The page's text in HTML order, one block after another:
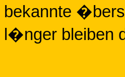
bekannte
l�nger bleiben